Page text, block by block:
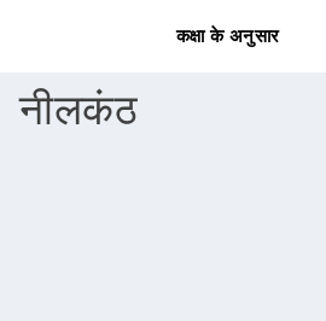
कक्षा के अनुसार
नीलकंठ